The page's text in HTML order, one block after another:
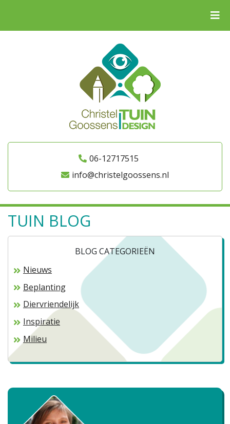
06-12717515
info@christelgoossens.nl
TUIN BLOG
BLOG CATEGORIEËN
Nieuws
Beplanting
Diervriendelijk
Inspiratie
Milieu